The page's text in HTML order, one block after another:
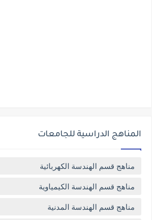
المناهج الدراسية للجامعات
مناهج قسم الهندسة الكهربائية
مناهج قسم الهندسة الكيمياوية
مناهج قسم الهندسة المدنية